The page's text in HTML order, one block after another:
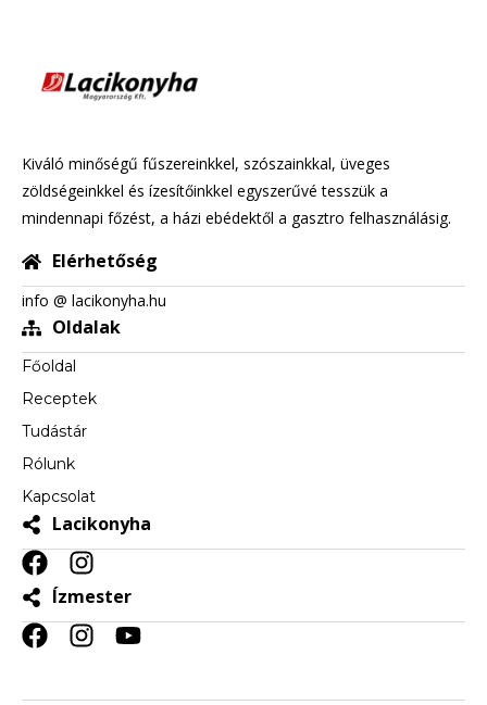
Kiváló minőségű fűszereinkkel, szószainkkal, üveges
zöldségeinkkel és ízesítőinkkel egyszerűvé tesszük a
mindennapi főzést, a házi ebédektől a gasztro felhasználásig.
Elérhetőség
info @ lacikonyha.hu
Oldalak
Főoldal
Receptek
Tudástár
Rólunk
Kapcsolat
Lacikonyha
Ízmester